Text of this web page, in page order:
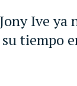
Ive
tiempo